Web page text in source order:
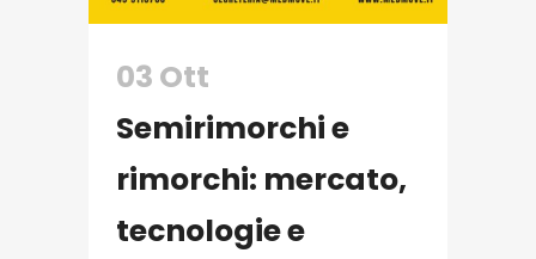
03 Ott
Semirimorchi e
rimorchi: mercato,
tecnologie e